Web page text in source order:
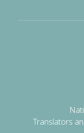
©
Translators